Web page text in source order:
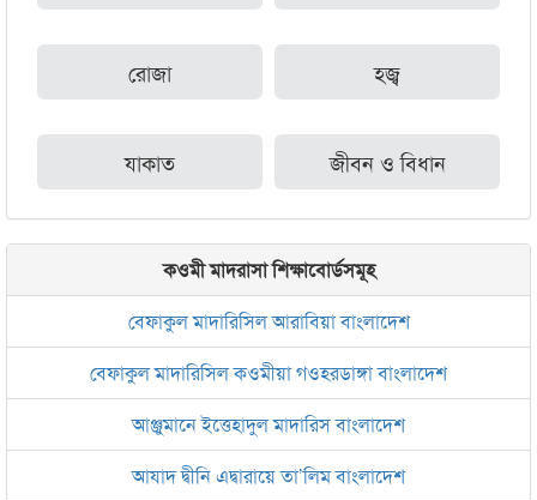
রোজা হজ্ব
যাকাত জীবন ও বিধান
কওমী মাদরাসা শিক্ষাবোর্ডসমূহ
বেফাকুল মাদারিসিল আরাবিয়া বাংলাদেশ
বেফাকুল মাদারিসিল কওমীয়া গওহরডাঙ্গা বাংলাদেশ
আঞ্জুমানে ইত্তেহাদুল মাদারিস বাংলাদেশ
আযাদ দ্বীনি এদ্বারায়ে তা’লিম বাংলাদেশ